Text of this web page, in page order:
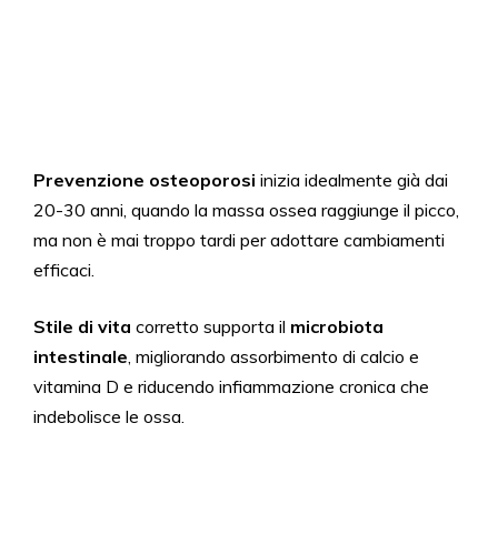
Prevenzione osteoporosi inizia idealmente già dai
20-30 anni, quando la massa ossea raggiunge il picco,
ma non è mai troppo tardi per adottare cambiamenti
efficaci.
Stile di vita corretto supporta il microbiota
intestinale, migliorando assorbimento di calcio e
vitamina D e riducendo infiammazione cronica che
indebolisce le ossa.